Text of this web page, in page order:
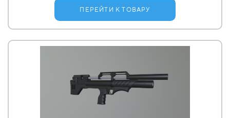
ПЕРЕЙТИ К ТОВАРУ